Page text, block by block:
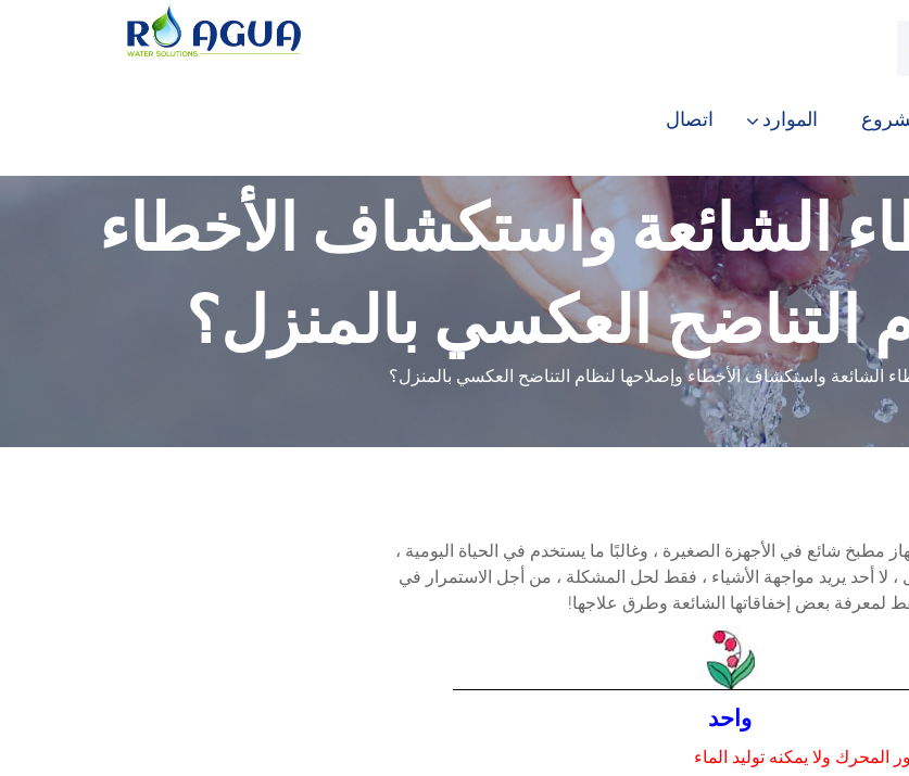
الموارد اتصال
الشائعة واستكشاف الأخطاء
التناضح العكسي بالمنزل؟
الشائعة واستكشاف الأخطاء وإصلاحها لنظام التناضح العكسي بالمنزل؟
مطبخ شائع في الأجهزة الصغيرة ، وغالبًا ما يستخدم في الحياة اليومية ،
لا أحد يريد مواجهة الأشياء ، فقط لحل المشكلة ، من أجل الاستمرار في
لمعرفة بعض إخفاقاتها الشائعة وطرق علاجها!
واحد
المحرك ولا يمكنه توليد الماء